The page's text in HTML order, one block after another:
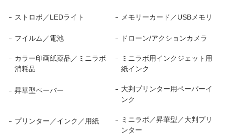
ストロボ／LEDライト メモリーカード／USBメモリ
フイルム／電池 ドローン/アクションカメラ
カラー印画紙薬品／ミニラボ
消耗品
ミニラボ用インクジェット用
紙インク
昇華型ペーパー
大判プリンター用ペーパーイ
ンク
プリンター／インク／用紙
ミニラボ／昇華型／大判プリ
ンター